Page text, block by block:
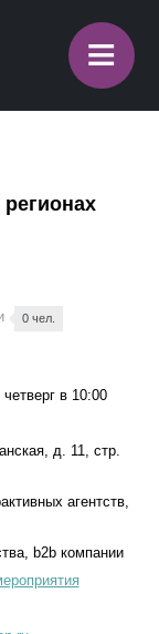
≡
0 чел.
в 10:00
д. 11, стр.
агентств,
b2b компании